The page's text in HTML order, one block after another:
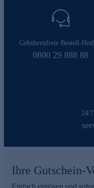
Gebührenfreie Bestell-
0800 29 888 88
24/
Ihre Gutschein-
Einfach einlösen und